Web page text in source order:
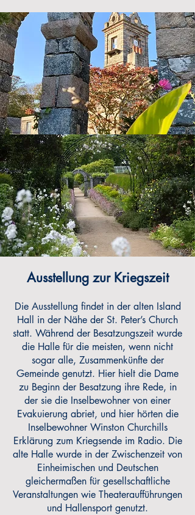
Ausstellung zur Kriegszeit
Die Ausstellung findet in der alten Island
Hall in der Nähe der St. Peter’s Church
statt. Während der Besatzungszeit wurde
die Halle für die meisten, wenn nicht
sogar alle, Zusammenkünfte der
Gemeinde genutzt. Hier hielt die Dame
zu Beginn der Besatzung ihre Rede, in
der sie die Inselbewohner von einer
Evakuierung abriet, und hier hörten die
Inselbewohner Winston Churchills
Erklärung zum Kriegsende im Radio. Die
alte Halle wurde in der Zwischenzeit von
Einheimischen und Deutschen
gleichermaßen für gesellschaftliche
Veranstaltungen wie Theateraufführungen
und Hallensport genutzt.